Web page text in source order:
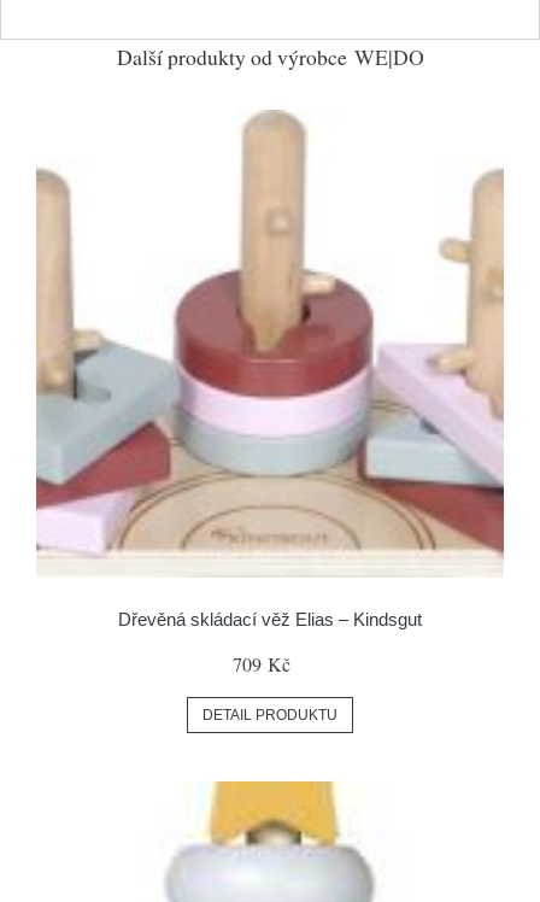
Další produkty od výrobce WE|DO
Dřevěná skládací věž Elias – Kindsgut
709 Kč
DETAIL PRODUKTU